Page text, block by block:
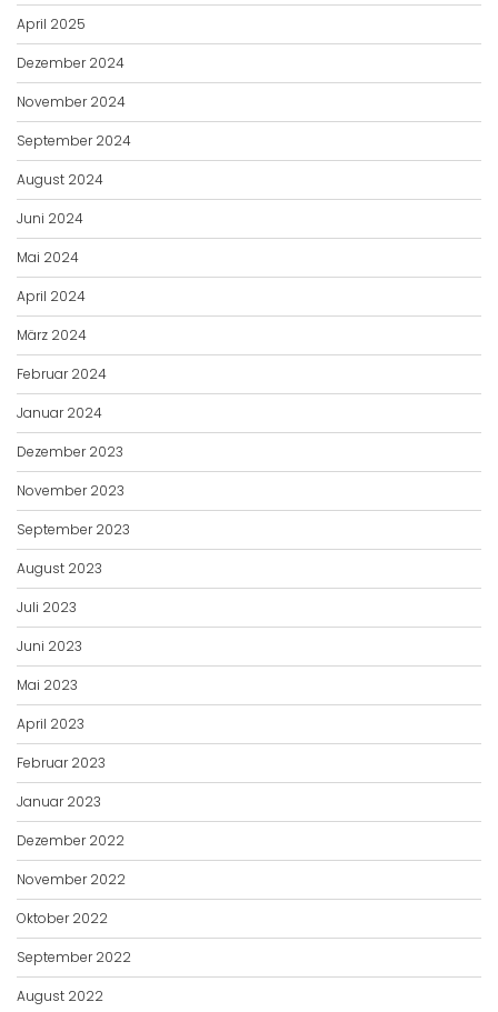
April 2025
Dezember 2024
November 2024
September 2024
August 2024
Juni 2024
Mai 2024
April 2024
März 2024
Februar 2024
Januar 2024
Dezember 2023
November 2023
September 2023
August 2023
Juli 2023
Juni 2023
Mai 2023
April 2023
Februar 2023
Januar 2023
Dezember 2022
November 2022
Oktober 2022
September 2022
August 2022